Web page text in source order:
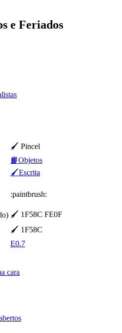
e Feriados
🖌️ Pincel
📙Objetos
🖌️Escrita
:paintbrush:
🖌️ 1F58C FE0F
🖌 1F58C
E0.7
cara